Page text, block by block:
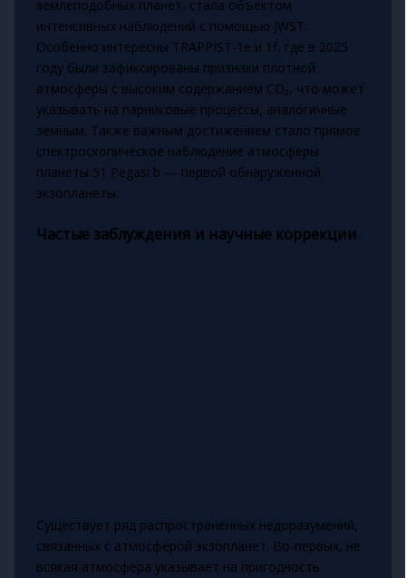
землеподобных планет, стала объектом
интенсивных наблюдений с помощью JWST.
Особенно интересны TRAPPIST-1e и 1f, где в 2025
году были зафиксированы признаки плотной
атмосферы с высоким содержанием CO₂, что может
указывать на парниковые процессы, аналогичные
земным. Также важным достижением стало прямое
спектроскопическое наблюдение атмосферы
планеты 51 Pegasi b — первой обнаруженной
экзопланеты.
Частые заблуждения и научные коррекции
Существует ряд распространённых недоразумений,
связанных с атмосферой экзопланет. Во-первых, не
всякая атмосфера указывает на пригодность